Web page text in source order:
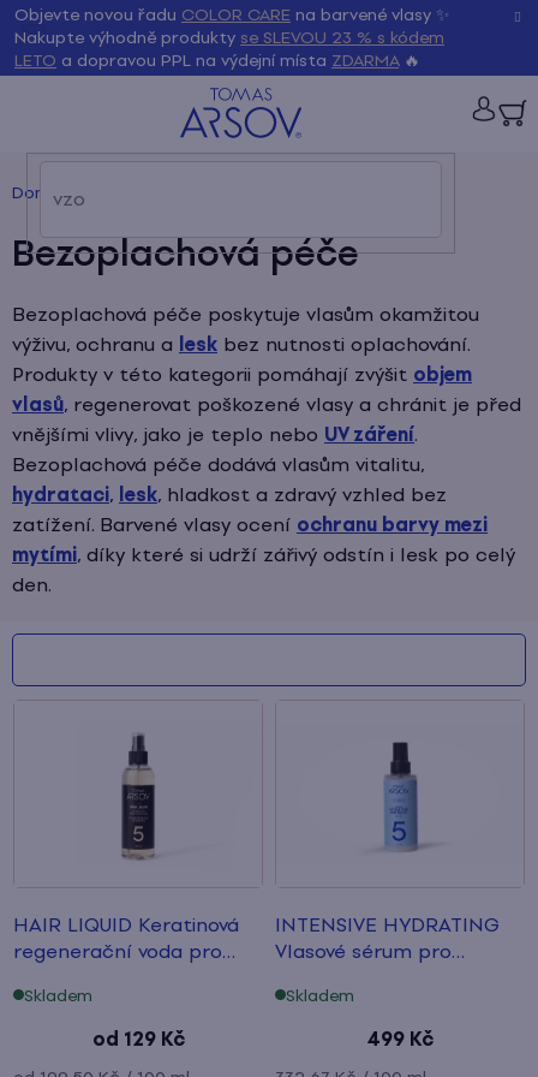
Přejít
na
obsah
Objevte novou řadu COLOR CARE na barvené vlasy ✨
Nakupte výhodně produkty se SLEVOU 23 % s kódem
LETO a dopravou PPL na výdejní místa ZDARMA🔥
Domů /
Bezoplachová péče
Bezoplachová péče poskytuje vlasům okamžitou
výživu, ochranu a lesk bez nutnosti oplachování.
Produkty v této kategorii pomáhají zvýšit objem
vlasů, regenerovat poškozené vlasy a chránit je před
vnějšími vlivy, jako je teplo nebo UV záření.
Bezoplachová péče dodává vlasům vitalitu,
hydrataci, lesk, hladkost a zdravý vzhled bez
zatížení. Barvené vlasy ocení ochranu barvy mezi
mytími, díky které si udrží zářivý odstín i lesk po celý
den.
V
ý
p
r
o
HAIR LIQUID Keratinová
regenerační voda pro
Skladem
od 129 Kč
INTENSIVE HYDRATING
Vlasové sérum pro
Skladem
499 Kč
K
o
Zpět
Zpět